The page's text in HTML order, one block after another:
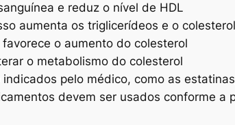
e reduz o nível de HDL
aumenta os triglicerídeos e o
o aumento do colesterol
o metabolismo do colesterol
pelo médico, como as
devem ser usados conforme a